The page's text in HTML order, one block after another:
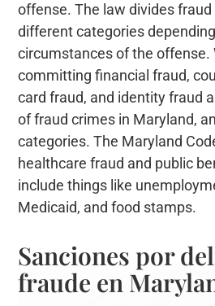
offense. The law divides
different categories
circumstances of the offense.
committing financial fraud,
card fraud, and identity fraud
of fraud crimes in Maryland,
categories. The Maryland
healthcare fraud and public
include things like
Medicaid, and food stamps.
Sanciones por
fraude en